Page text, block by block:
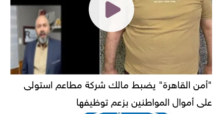
"أمن القاهرة" يضبط مالك شركة مطاعم استولى
على أموال المواطنين بزعم توظيفها